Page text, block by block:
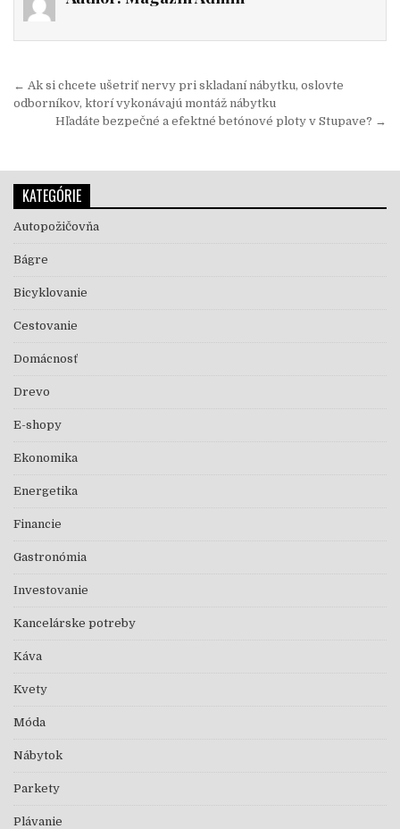
Navigácia v článku
← Ak si chcete ušetriť nervy pri skladaní nábytku, oslovte
odborníkov, ktorí vykonávajú montáž nábytku
Hľadáte bezpečné a efektné betónové ploty v Stupave? →
KATEGÓRIE
Autopožičovňa
Bágre
Bicyklovanie
Cestovanie
Domácnosť
Drevo
E-shopy
Ekonomika
Energetika
Financie
Gastronómia
Investovanie
Kancelárske potreby
Káva
Kvety
Móda
Nábytok
Parkety
Plávanie